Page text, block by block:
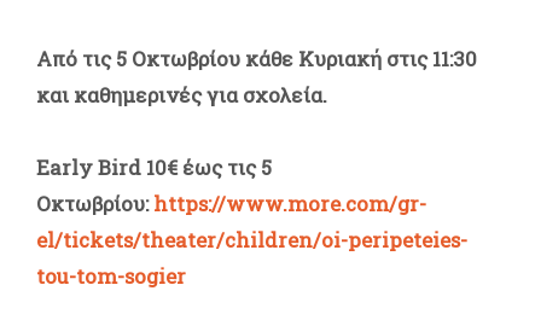
Από τις 5 Οκτωβρίου κάθε Κυριακή στις 11:30
και καθημερινές για σχολεία.
Early Bird 10€ έως τις 5
Οκτωβρίου:https://www.more.com/gr-
el/tickets/theater/children/oi-peripeteies-
tou-tom-sogier